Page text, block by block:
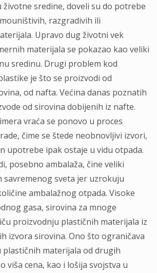
životne sredine, doveli su do potrebe
razgradivih ili
Upravo dug životni vek
materijala se pokazao kao veliki
sredinu. Drugi problem kod
je što se proizvodi od
od nafta. Većina danas poznatih
od sirovina dobijenih iz nafte.
vraća se ponovo u proces
čime se štede neobnovljivi izvori,
upotrebe ipak ostaje u vidu otpada.
posebno ambalaža, čine veliki
savremenog sveta jer uzrokuju
ambalažnog otpada. Visoke
gasa, sirovina za mnoge
proizvodnju plastičnih materijala iz
izvora sirovina. Ono što ograničava
materijala od drugih
viša cena, kao i lošija svojstva u